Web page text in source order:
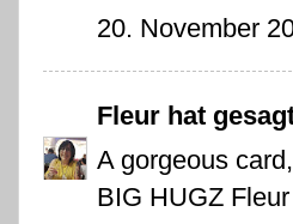
20. November
Fleur hat
A gorgeous
BIG HUGZ